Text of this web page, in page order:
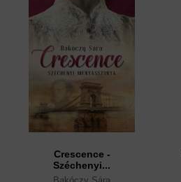
Crescence -
Széchenyi...